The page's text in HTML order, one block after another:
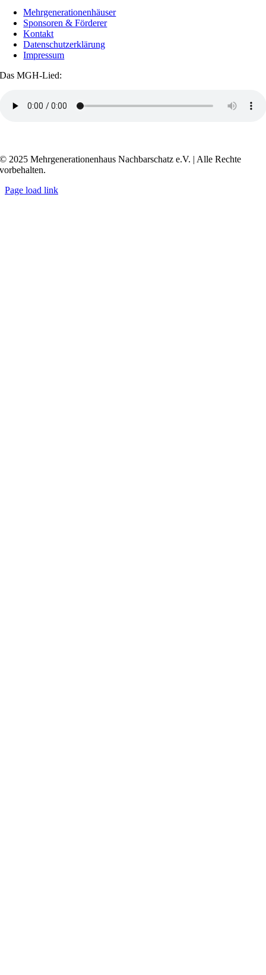
Mehrgenerationenhäuser
Sponsoren & Förderer
Kontakt
Datenschutzerklärung
Impressum
Das MGH-Lied:
© 2025 Mehrgenerationenhaus Nachbarschatz e.V. | Alle Rechte
vorbehalten.
Page load link